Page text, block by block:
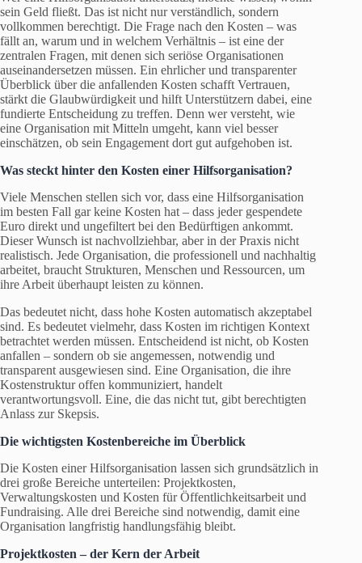
sein Geld fließt. Das ist nicht nur verständlich, sondern
vollkommen berechtigt. Die Frage nach den Kosten – was
fällt an, warum und in welchem Verhältnis – ist eine der
zentralen Fragen, mit denen sich seriöse Organisationen
auseinandersetzen müssen. Ein ehrlicher und transparenter
Überblick über die anfallenden Kosten schafft Vertrauen,
stärkt die Glaubwürdigkeit und hilft Unterstützern dabei, eine
fundierte Entscheidung zu treffen. Denn wer versteht, wie
eine Organisation mit Mitteln umgeht, kann viel besser
einschätzen, ob sein Engagement dort gut aufgehoben ist.
Was steckt hinter den Kosten einer Hilfsorganisation?
Viele Menschen stellen sich vor, dass eine Hilfsorganisation
im besten Fall gar keine Kosten hat – dass jeder gespendete
Euro direkt und ungefiltert bei den Bedürftigen ankommt.
Dieser Wunsch ist nachvollziehbar, aber in der Praxis nicht
realistisch. Jede Organisation, die professionell und nachhaltig
arbeitet, braucht Strukturen, Menschen und Ressourcen, um
ihre Arbeit überhaupt leisten zu können.
Das bedeutet nicht, dass hohe Kosten automatisch akzeptabel
sind. Es bedeutet vielmehr, dass Kosten im richtigen Kontext
betrachtet werden müssen. Entscheidend ist nicht, ob Kosten
anfallen – sondern ob sie angemessen, notwendig und
transparent ausgewiesen sind. Eine Organisation, die ihre
Kostenstruktur offen kommuniziert, handelt
verantwortungsvoll. Eine, die das nicht tut, gibt berechtigten
Anlass zur Skepsis.
Die wichtigsten Kostenbereiche im Überblick
Die Kosten einer Hilfsorganisation lassen sich grundsätzlich in
drei große Bereiche unterteilen: Projektkosten,
Verwaltungskosten und Kosten für Öffentlichkeitsarbeit und
Fundraising. Alle drei Bereiche sind notwendig, damit eine
Organisation langfristig handlungsfähig bleibt.
Projektkosten – der Kern der Arbeit